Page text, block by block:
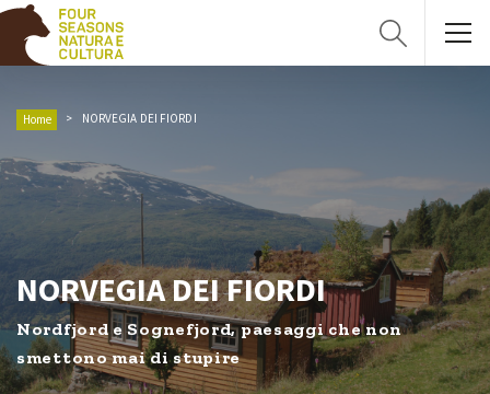
Home NORVEGIA DEI FIORDI
NORVEGIA DEI FIORDI
Nordfjord e Sognefjord, paesaggi che non
smettono mai di stupire